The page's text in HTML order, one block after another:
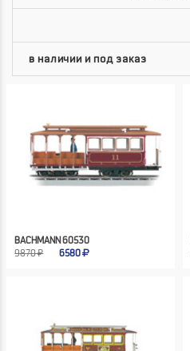
BACHMANN 60530
9870 ₽
6580